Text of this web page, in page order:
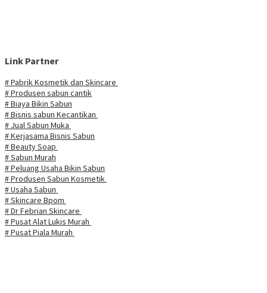
Link Partner
# Pabrik Kosmetik dan Skincare
# Produsen sabun cantik
# Biaya Bikin Sabun
# Bisnis sabun Kecantikan
# Jual Sabun Muka
# Kerjasama Bisnis Sabun
# Beauty Soap
# Sabun Murah
# Peluang Usaha Bikin Sabun
# Produsen Sabun Kosmetik
# Usaha Sabun
# Skincare Bpom
# Dr Febrian Skincare
# Pusat Alat Lukis Murah
# Pusat Piala Murah